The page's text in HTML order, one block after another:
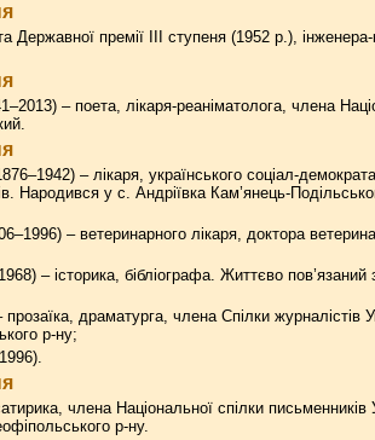
премії ІІІ ступеня (1952 р.), інженера-
– поета, лікаря-реаніматолога, члена
– лікаря, українського соціал-
Народився у с. Андріївка Кам’янець-
– ветеринарного лікаря, доктора
– історика, бібліографа. Життєво пов’язаний
драматурга, члена Спілки журналістів
р-ну;
члена Національної спілки письменників
р-ну.